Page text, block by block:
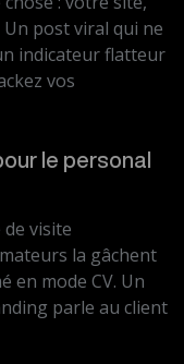
post viral qui ne
indicateur flatteur
vos
le personal
visite
la gâchent
en mode CV. Un
parle au client